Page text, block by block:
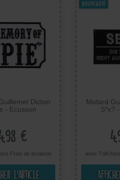
Dicton
- Ecusson
€
Frais de livraison
l’article
Nouveauté
Motard
S*x?
avec TVA hors